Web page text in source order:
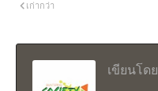
เก่ากว่า
เขียนโดย